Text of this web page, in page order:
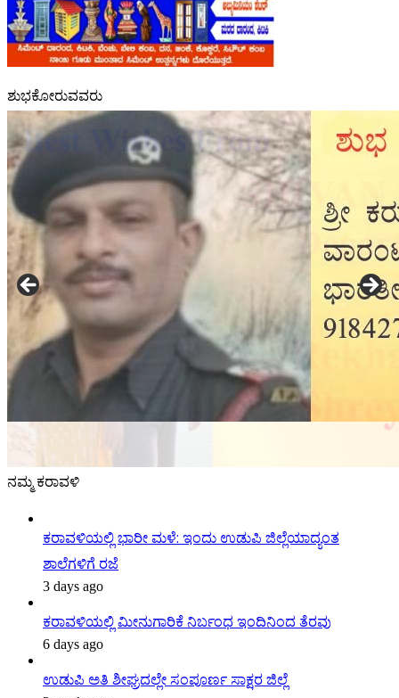
ಶುಭಕೋರುವವರು
ನಮ್ಮ ಕರಾವಳಿ
ಕರಾವಳಿಯಲ್ಲಿ ಭಾರೀ ಮಳೆ: ಇಂದು ಉಡುಪಿ ಜಿಲ್ಲೆಯಾದ್ಯಂತ
ಶಾಲೆಗಳಿಗೆ ರಜೆ
3 days ago
ಕರಾವಳಿಯಲ್ಲಿ ಮೀನುಗಾರಿಕೆ ನಿರ್ಬಂಧ ಇಂದಿನಿಂದ ತೆರವು
6 days ago
ಉಡುಪಿ ಅತಿ ಶೀಘ್ರದಲ್ಲೇ ಸಂಪೂರ್ಣ ಸಾಕ್ಷರ ಜಿಲ್ಲೆ